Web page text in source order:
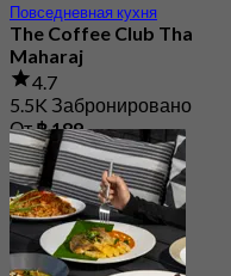
Повседневная кухня
The Coffee Club Tha
Maharaj
4.7
5.5K Забронировано
От฿ 189